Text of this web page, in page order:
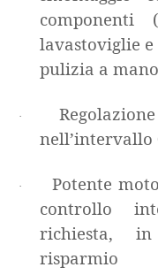
componenti
lavastoviglie
pulizia a
·
nell’intervallo
· Potente
controllo
richiesta,